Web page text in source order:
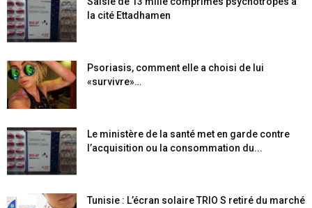
la cité Ettadhamen
Psoriasis, comment elle a choisi de lui
«survivre»…
Le ministère de la santé met en garde contre
l’acquisition ou la consommation du...
Tunisie : L’écran solaire TRIO S retiré du marché